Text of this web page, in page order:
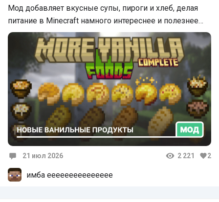
Мод добавляет вкусные супы, пироги и хлеб, делая
питание в Minecraft намного интереснее и полезнее…
21 июл 2026 2 221 2
имба еееееееееееееее